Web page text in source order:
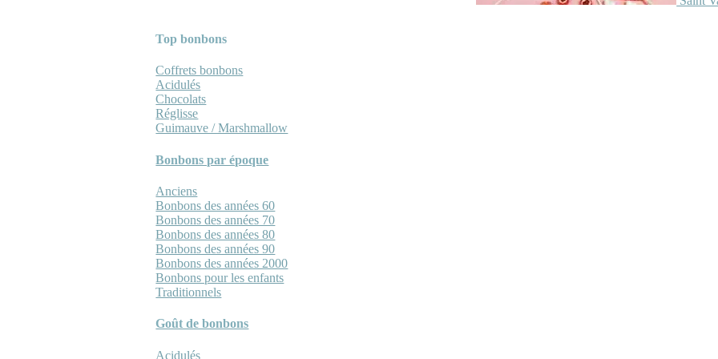
Top bonbons
Coffrets bonbons
Acidulés
Chocolats
Réglisse
Guimauve / Marshmallow
Bonbons par époque
Anciens
Bonbons des années 60
Bonbons des années 70
Bonbons des années 80
Bonbons des années 90
Bonbons des années 2000
Bonbons pour les enfants
Traditionnels
Goût de bonbons
Acidulés